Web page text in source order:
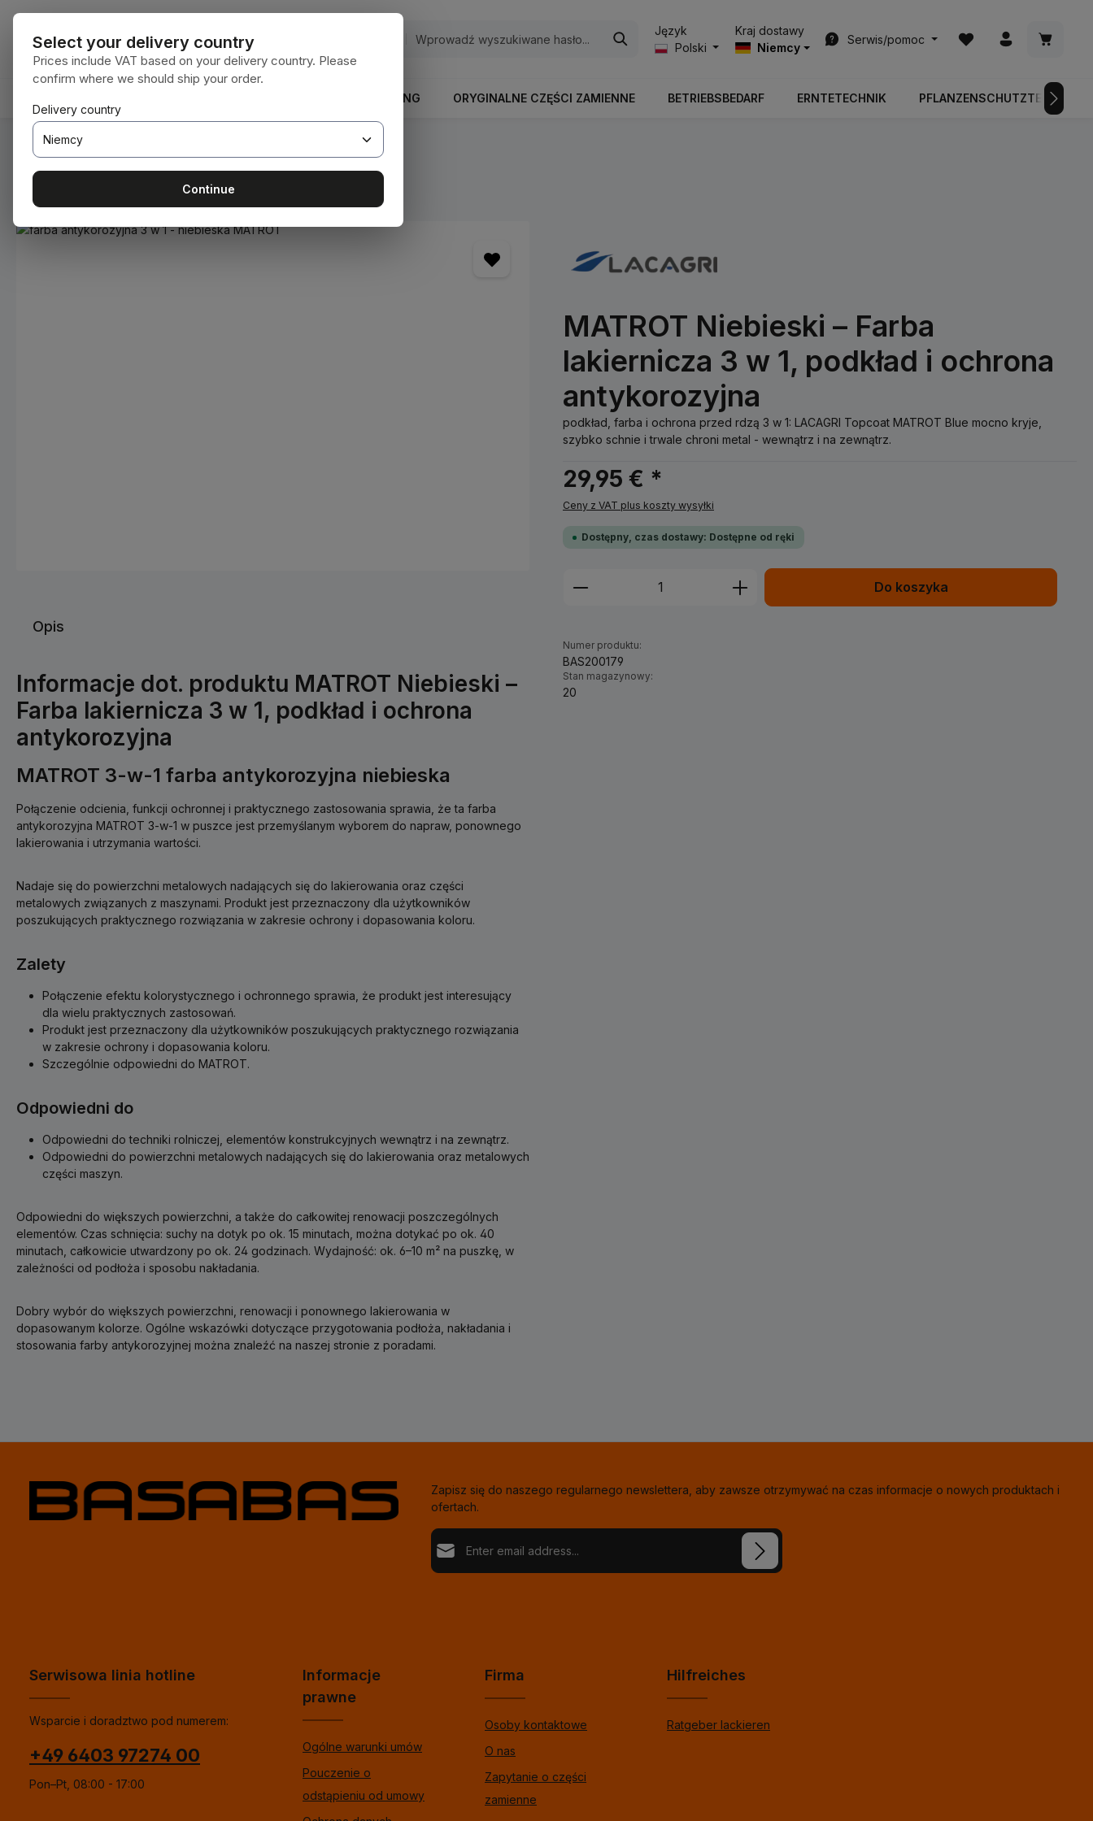
do głównej zawartości
Przejdź do wyszukiwania
Przejdź do głównej nawigacji
Język
Polski
Kraj dostawy
Niemcy
Serwis/pomoc
Masz 0 przedmioty na
BODENBEARBEITUNG ORYGINALNE CZĘŚCI ZAMIENNE BETRIEBSBEDARF ERNTETECHNIK PFLANZENSCHUTZTECHNIK
Jesteś tutaj: Home Materiały eksploatacyjne Farby i lakiery
Pomiń galerię zdjęć
MATROT Niebieski – Farba
lakiernicza 3 w 1, podkład i ochrona
antykorozyjna
podkład, farba i ochrona przed rdzą 3 w 1: LACAGRI Topcoat MATROT Blue mocno kryje,
szybko schnie i trwale chroni metal - wewnątrz i na zewnątrz.
29,95 € *
Ceny z VAT plus koszty wysyłki
Dostępny, czas dostawy: Dostępne od ręki
Ilość produktu: Wprowadź żądaną ilość lub użyj
Do koszyka
Numer produktu:
BAS200179
Stan magazynowy:
20
Opis
Informacje dot. produktu MATROT Niebieski –
Farba lakiernicza 3 w 1, podkład i ochrona
antykorozyjna
MATROT 3-w-1 farba antykorozyjna niebieska
Połączenie odcienia, funkcji ochronnej i praktycznego zastosowania sprawia, że ta farba
antykorozyjna MATROT 3-w-1 w puszce jest przemyślanym wyborem do napraw, ponownego
lakierowania i utrzymania wartości.
Nadaje się do powierzchni metalowych nadających się do lakierowania oraz części
metalowych związanych z maszynami. Produkt jest przeznaczony dla użytkowników
poszukujących praktycznego rozwiązania w zakresie ochrony i dopasowania koloru.
Zalety
Połączenie efektu kolorystycznego i ochronnego sprawia, że produkt jest interesujący
dla wielu praktycznych zastosowań.
Produkt jest przeznaczony dla użytkowników poszukujących praktycznego rozwiązania
w zakresie ochrony i dopasowania koloru.
Szczególnie odpowiedni do MATROT.
Odpowiedni do
Odpowiedni do techniki rolniczej, elementów konstrukcyjnych wewnątrz i na zewnątrz.
Odpowiedni do powierzchni metalowych nadających się do lakierowania oraz metalowych
części maszyn.
Odpowiedni do większych powierzchni, a także do całkowitej renowacji poszczególnych
elementów. Czas schnięcia: suchy na dotyk po ok. 15 minutach, można dotykać po ok. 40
minutach, całkowicie utwardzony po ok. 24 godzinach. Wydajność: ok. 6–10 m² na puszkę, w
zależności od podłoża i sposobu nakładania.
Dobry wybór do większych powierzchni, renowacji i ponownego lakierowania w
dopasowanym kolorze. Ogólne wskazówki dotyczące przygotowania podłoża, nakładania i
stosowania farby antykorozyjnej można znaleźć na naszej stronie z poradami.
Zapisz się do naszego regularnego newslettera, aby zawsze otrzymywać na czas informacje o nowych produktach i
ofertach.
Adres e-mail*
Serwisowa linia hotline
Wsparcie i doradztwo pod numerem:
+49 6403 97274 00
Pon–Pt, 08:00 - 17:00
Informacje
prawne
Ogólne warunki umów
Pouczenie o
odstąpieniu od umowy
Firma
Osoby kontaktowe
O nas
Zapytanie o części
zamienne
Hilfreiches
Ratgeber lackieren
Select your delivery country
Prices include VAT based on your delivery country. Please
confirm where we should ship your order.
Delivery country
Continue